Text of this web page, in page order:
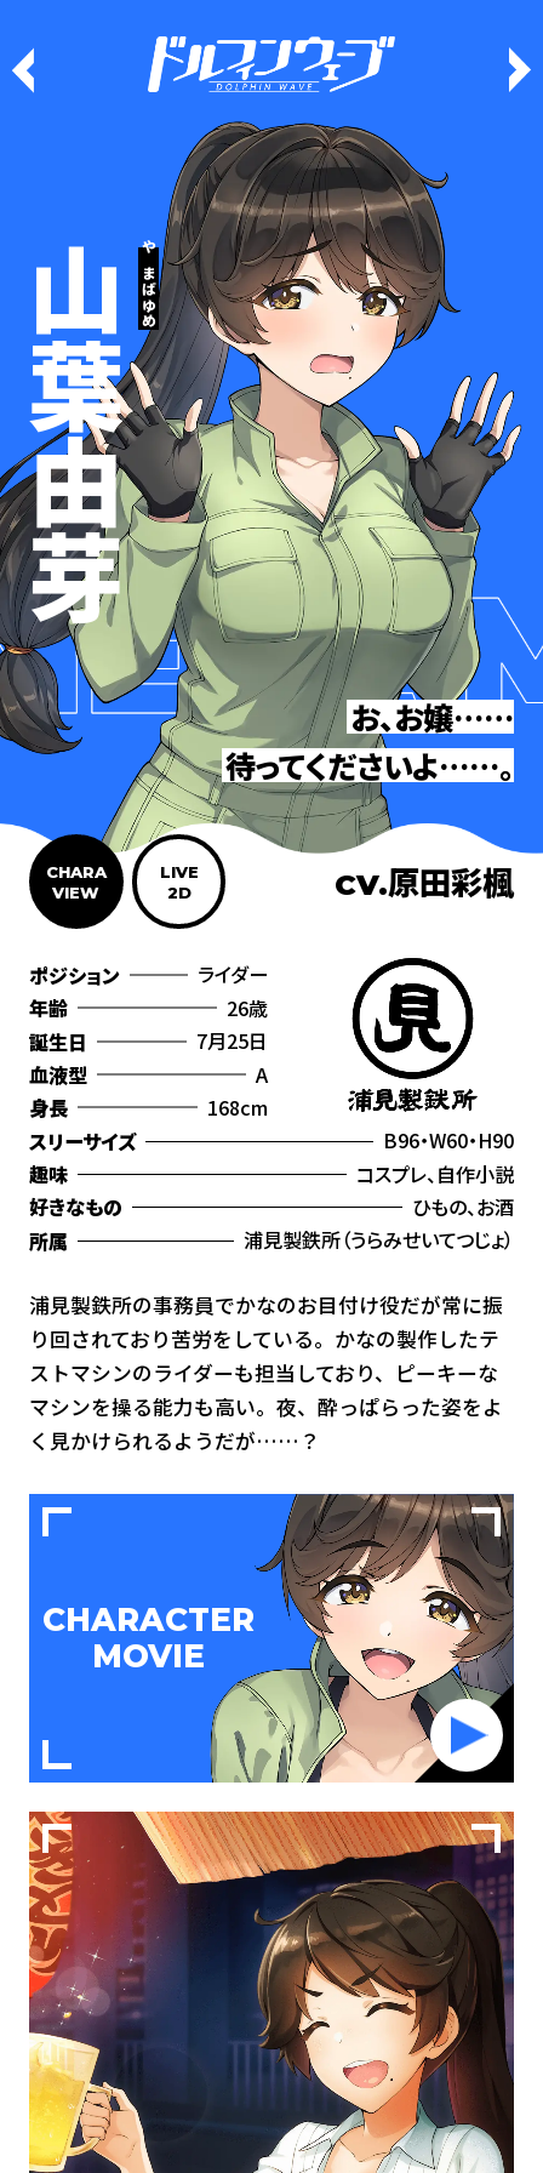
やまば ゆめ
山葉由芽
お、お嬢……
待ってくださいよ……。
CHARA
VIEW
LIVE
2D
CV.原田彩楓
ポジション
ライダー
年齢
26歳
誕生日
7月25日
血液型
A
身長
168cm
スリーサイズ
B96・W60・H90
趣味
コスプレ、自作小説
好きなもの
ひもの、お酒
所属
浦見製鉄所（うらみせいてつじょ）
浦見製鉄所の事務員でかなのお目付け役だが常に振
り回されており苦労をしている。かなの製作したテ
ストマシンのライダーも担当しており、ピーキーな
マシンを操る能力も高い。夜、酔っぱらった姿をよ
く見かけられるようだが……？
CHARACTER
MOVIE